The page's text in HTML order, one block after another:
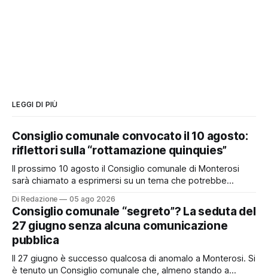
LEGGI DI PIÙ
Consiglio comunale convocato il 10 agosto:
riflettori sulla “rottamazione quinquies”
Il prossimo 10 agosto il Consiglio comunale di Monterosi
sarà chiamato a esprimersi su un tema che potrebbe
possibile adesione del Comune alla cosiddetta
“rottamazione quinquies” dei carichi affidati all’Agente della
Riscossione. Prima, però, c’è un tema politico che merita
Di Redazione 05 ago 2026
Consiglio comunale “segreto”? La seduta del
27 giugno senza alcuna comunicazione
pubblica
Il 27 giugno è successo qualcosa di anomalo a Monterosi. Si
è tenuto un Consiglio comunale che, almeno stando a